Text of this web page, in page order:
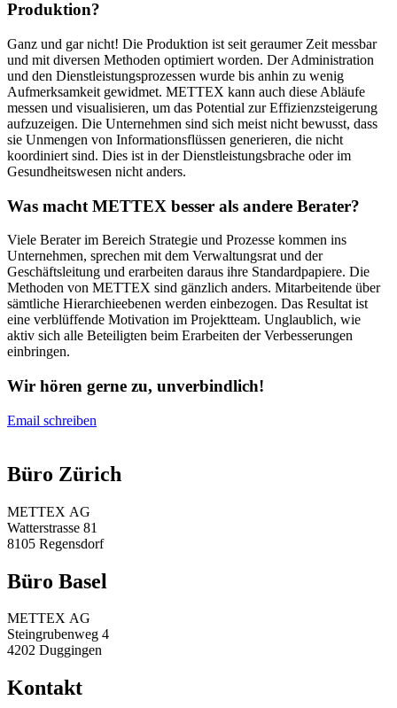
Produktion?
Ganz und gar nicht! Die Produktion ist seit geraumer Zeit messbar
und mit diversen Methoden optimiert worden. Der Administration
und den Dienstleistungsprozessen wurde bis anhin zu wenig
Aufmerksamkeit gewidmet. METTEX kann auch diese Abläufe
messen und visualisieren, um das Potential zur Effizienzsteigerung
aufzuzeigen. Die Unternehmen sind sich meist nicht bewusst, dass
sie Unmengen von Informationsflüssen generieren, die nicht
koordiniert sind. Dies ist in der Dienstleistungsbrache oder im
Gesundheitswesen nicht anders.
Was macht METTEX besser als andere Berater?
Viele Berater im Bereich Strategie und Prozesse kommen ins
Unternehmen, sprechen mit dem Verwaltungsrat und der
Geschäftsleitung und erarbeiten daraus ihre Standardpapiere. Die
Methoden von METTEX sind gänzlich anders. Mitarbeitende über
sämtliche Hierarchieebenen werden einbezogen. Das Resultat ist
eine verblüffende Motivation im Projektteam. Unglaublich, wie
aktiv sich alle Beteiligten beim Erarbeiten der Verbesserungen
einbringen.
Wir hören gerne zu, unverbindlich!
Email schreiben
Büro Zürich
METTEX AG
Watterstrasse 81
8105 Regensdorf
Büro Basel
METTEX AG
Steingrubenweg 4
4202 Duggingen
Kontakt